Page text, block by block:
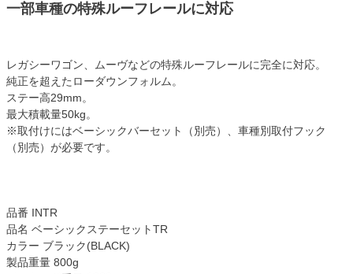
一部車種の特殊ルーフレールに対応
レガシーワゴン、ムーヴなどの特殊ルーフレールに完全に対応。
純正を超えたローダウンフォルム。
ステー高29mm。
最大積載量50kg。
※取付けにはベーシックバーセット（別売）、車種別取付フック
（別売）が必要です。
品番 INTR
品名 ベーシックステーセットTR
カラー ブラック(BLACK)
製品重量 800g